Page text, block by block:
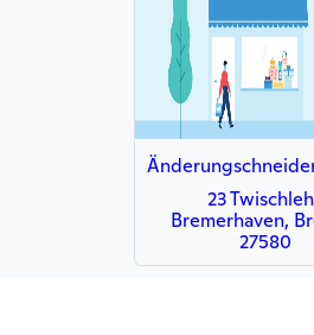
23
Bremerhaven,
27580